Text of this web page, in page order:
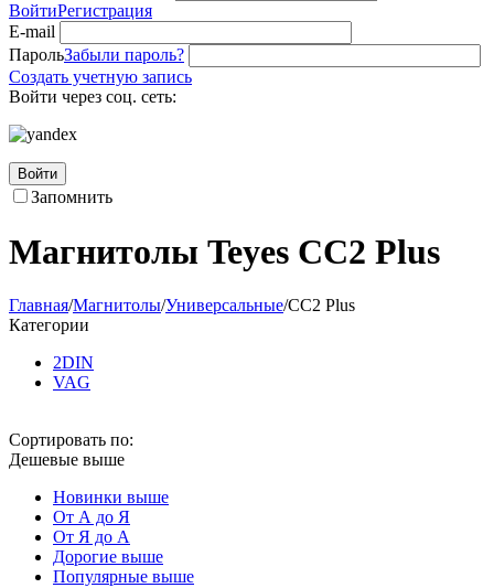
ВойтиРегистрация
E-mail
ПарольЗабыли пароль?
Создать учетную запись
Войти через соц. сеть:
Войти
Запомнить
Магнитолы Teyes CC2 Plus
Главная/Магнитолы/Универсальные/CC2 Plus
Категории
2DIN
VAG
Сортировать по:
Дешевые выше
Новинки выше
От А до Я
От Я до А
Дорогие выше
Популярные выше